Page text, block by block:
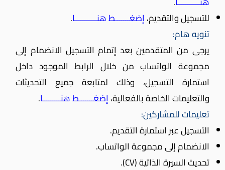
للتسجيل والتقديم،إضغـــــــط هنـــــــــــا.
تنويه هام:
يرجى من المتقدمين بعد إتمام التسجيل الانضمام إلى
مجموعة الواتساب من خلال الرابط الموجود داخل
استمارة التسجيل، وذلك لمتابعة جميع التحديثات
والتعليمات الخاصة بالفعالية،إضغـــــــط هنـــــــــا.
تعليمات للمشاركين:
التسجيل عبر استمارة التقديم.
الانضمام إلى مجموعة الواتساب.
تحديث السيرة الذاتية (CV).